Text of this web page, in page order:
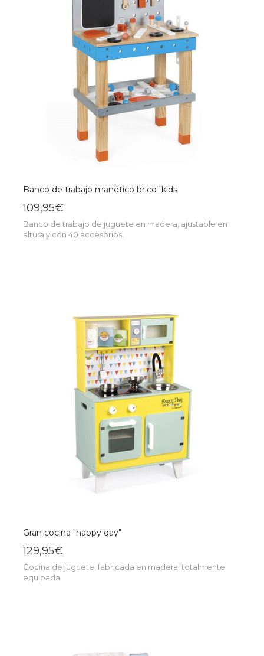
Banco de trabajo manético brico´kids
109,95€
Banco de trabajo de juguete en madera, ajustable en
altura y con 40 accesorios.
Gran cocina "happy day"
129,95€
Cocina de juguete, fabricada en madera, totalmente
equipada.